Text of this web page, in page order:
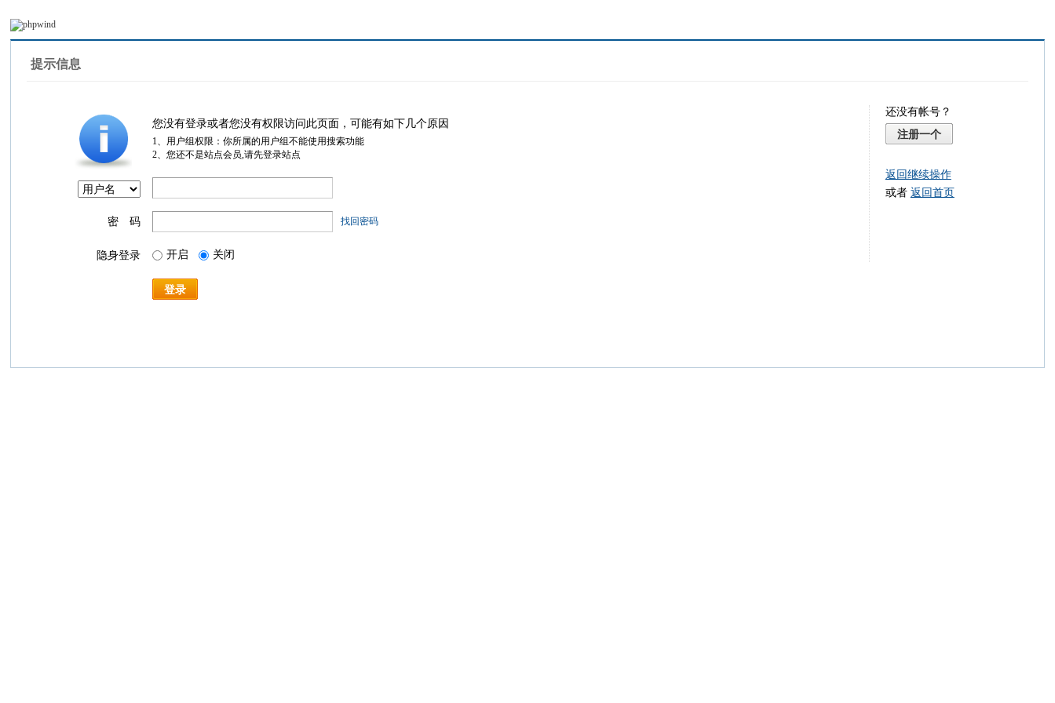
提示信息
您没有登录或者您没有权限访问此页面，可能有如下几个原因
1、用户组权限：你所属的用户组不能使用搜索功能
2、您还不是站点会员,请先登录站点
密 码 找回密码
隐身登录 开启 关闭
登录
还没有帐号？
注册一个
返回继续操作
或者 返回首页